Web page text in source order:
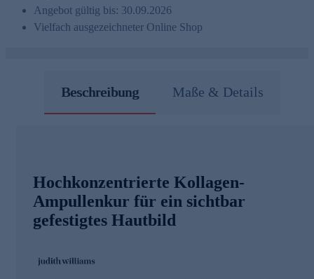
Angebot gültig bis: 30.09.2026
Vielfach ausgezeichneter Online Shop
Beschreibung Maße & Details
Hochkonzentrierte Kollagen-
Ampullenkur für ein sichtbar
gefestigtes Hautbild